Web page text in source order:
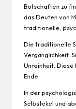
Botschaften zu
das Deuten von
traditionelle,
Die traditionelle
Vergänglichkeit.
Unreinheit. Diese
Ende.
In der
Selbstekel und